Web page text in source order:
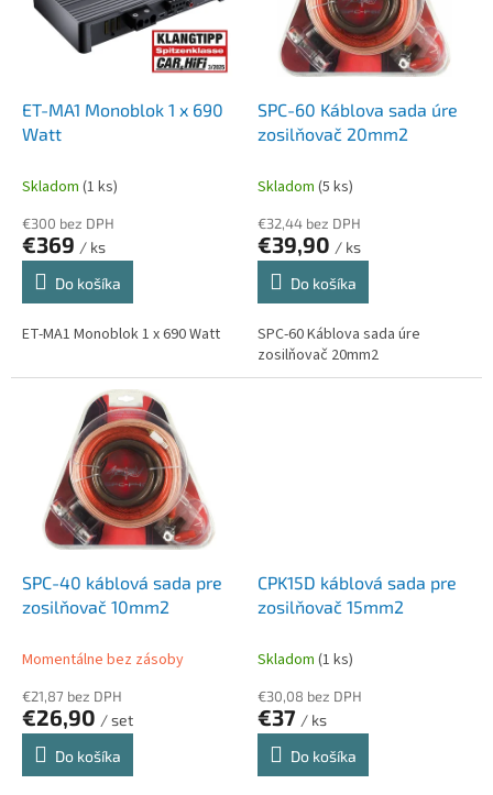
ET-MA1 Monoblok 1 x 690
Watt
Skladom (1 ks)
€300 bez DPH
€369 / ks
Do košíka
ET-MA1 Monoblok 1 x 690 Watt
SPC-60 Káblova sada úre
zosilňovač 20mm2
Skladom (5 ks)
€32,44 bez DPH
€39,90 / ks
Do košíka
SPC-60 Káblova sada úre
zosilňovač 20mm2
SPC-40 káblová sada pre
zosilňovač 10mm2
Momentálne bez zásoby
€21,87 bez DPH
€26,90 / set
Do košíka
CPK15D káblová sada pre
zosilňovač 15mm2
Skladom (1 ks)
€30,08 bez DPH
€37 / ks
Do košíka